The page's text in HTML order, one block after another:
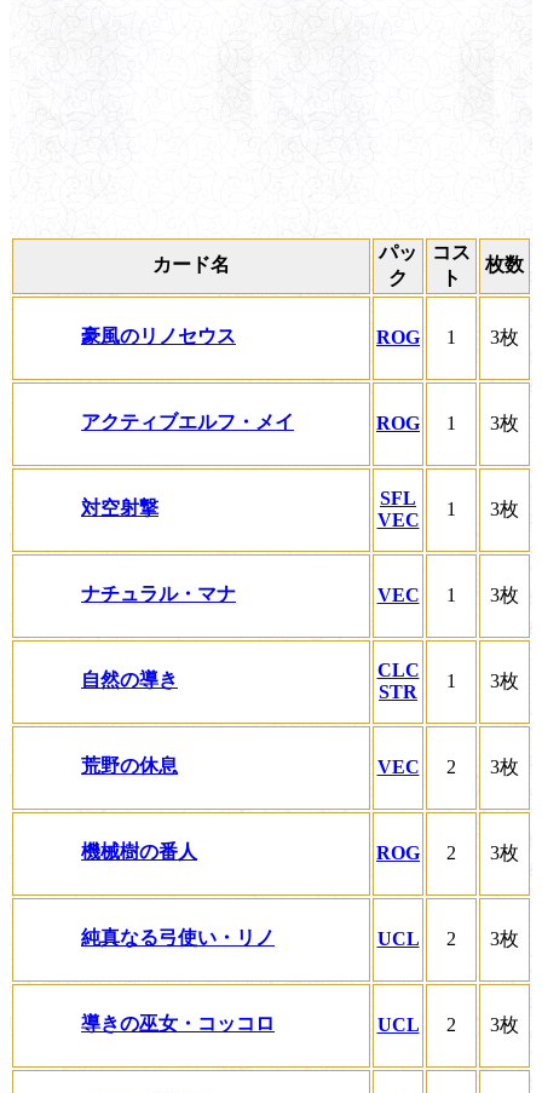
カード名
パッ
ク
コス
ト
枚数
豪風のリノセウス ROG 1 3枚
アクティブエルフ・メイ ROG 1 3枚
対空射撃
SFL
VEC
1 3枚
ナチュラル・マナ VEC 1 3枚
自然の導き
CLC
STR
1 3枚
荒野の休息 VEC 2 3枚
機械樹の番人 ROG 2 3枚
純真なる弓使い・リノ UCL 2 3枚
導きの巫女・コッコロ UCL 2 3枚